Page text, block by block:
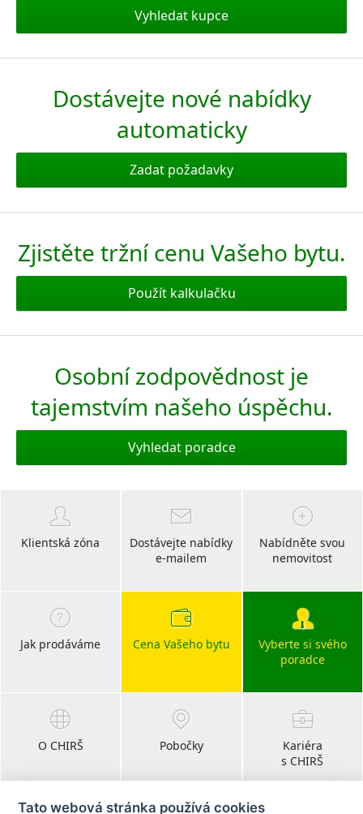
Vyhledat kupce
Dostávejte nové nabídky
automaticky
Zadat požadavky
Zjistěte tržní cenu Vašeho bytu.
Použít kalkulačku
Osobní zodpovědnost je
tajemstvím našeho úspěchu.
Vyhledat poradce
Klientská zóna
Dostávejte nabídky
e-mailem
Nabídněte svou
nemovitost
Jak prodáváme Cena Vašeho bytu
Vyberte si svého
poradce
O CHIRŠ Pobočky
Kariéra
s CHIRŠ
Tato webová stránka používá cookies